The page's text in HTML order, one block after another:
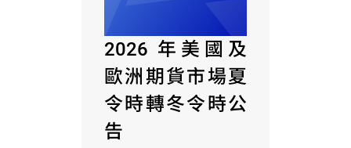
2026 年美國及
歐洲期貨市場夏
令時轉冬令時公
告